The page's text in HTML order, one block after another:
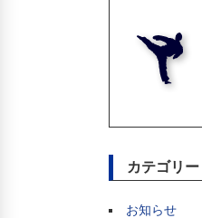
カテゴリー
お知らせ